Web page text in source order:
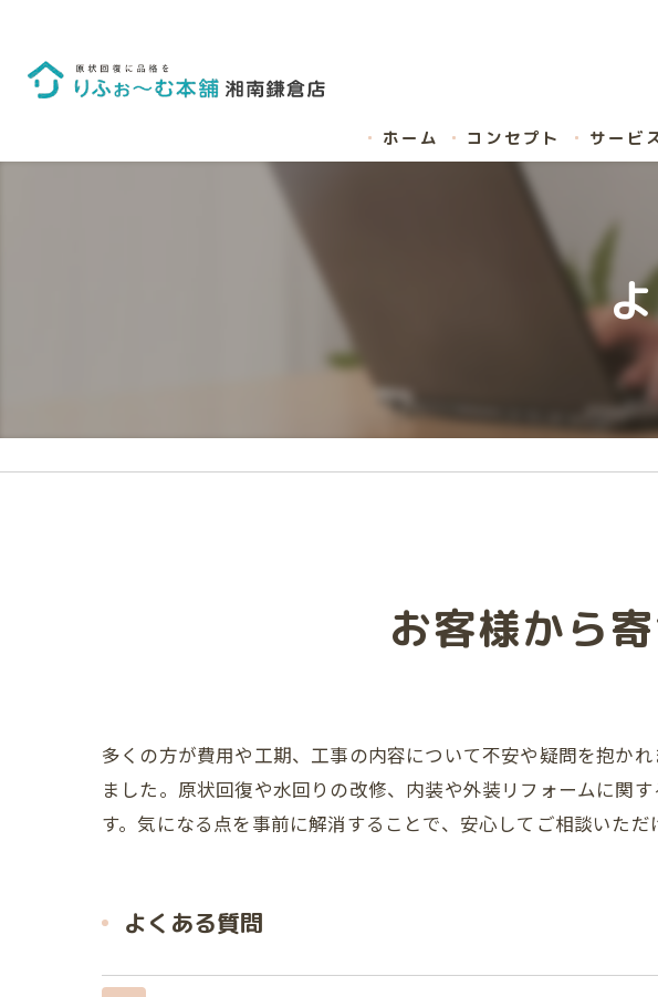
ホーム コンセプト サービ
お客様から
多くの方が費用や工期、工事の内容について不安や疑問を抱か
ました。原状回復や水回りの改修、内装や外装リフォームに関
す。気になる点を事前に解消することで、安心してご相談いただ
よくある質問